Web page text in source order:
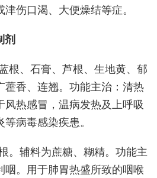
伤口渴、大便燥结等症。
剂
根、石膏、芦根、生地黄、郁
藿香、连翘。功能主治：清热
风热感冒，温病发热及上呼吸
病毒感染疾患。
。辅料为蔗糖、糊精。功能主
咽。用于肺胃热盛所致的咽喉